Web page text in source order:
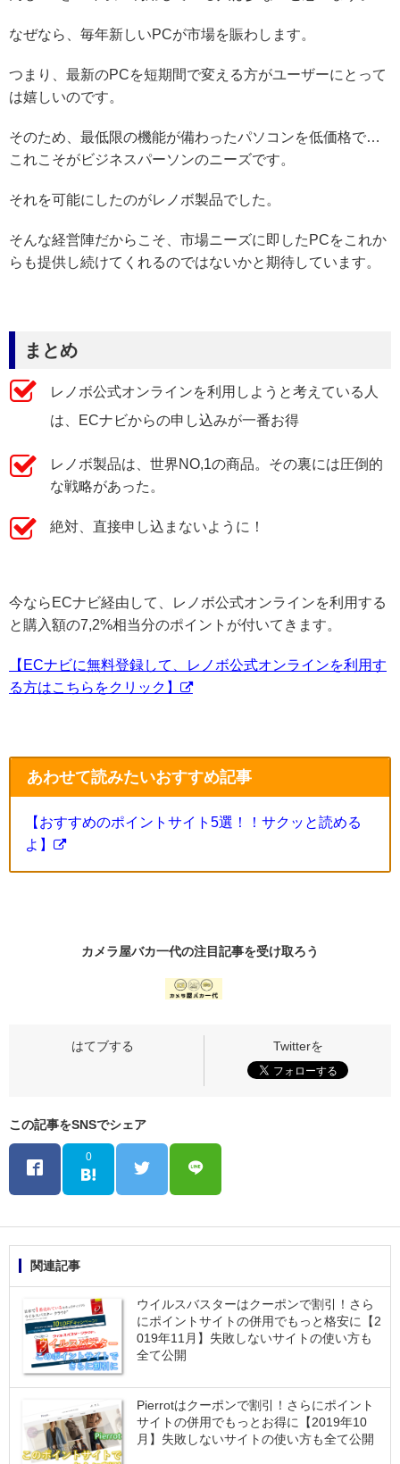
なぜなら、毎年新しいPCが市場を賑わします。
つまり、最新のPCを短期間で変える方がユーザーにとって
は嬉しいのです。
そのため、最低限の機能が備わったパソコンを低価格で…
これこそがビジネスパーソンのニーズです。
それを可能にしたのがレノボ製品でした。
そんな経営陣だからこそ、市場ニーズに即したPCをこれか
らも提供し続けてくれるのではないかと期待しています。
まとめ
レノボ公式オンラインを利用しようと考えている人
は、ECナビからの申し込みが一番お得
レノボ製品は、世界NO,1の商品。その裏には圧倒的
な戦略があった。
絶対、直接申し込まないように！
今ならECナビ経由して、レノボ公式オンラインを利用する
と購入額の7,2%相当分のポイントが付いてきます。
【ECナビに無料登録して、レノボ公式オンラインを利用す
る方はこちらをクリック】
あわせて読みたいおすすめ記事
【おすすめのポイントサイト5選！！サクッと読める
よ】
カメラ屋バカ一代の注目記事を受け取ろう
この記事をSNSでシェア
0
関連記事
ウイルスバスターはクーポンで割引！さら
にポイントサイトの併用でもっと格安に【2
019年11月】失敗しないサイトの使い方も
全て公開
Pierrotはクーポンで割引！さらにポイント
サイトの併用でもっとお得に【2019年10
月】失敗しないサイトの使い方も全て公開